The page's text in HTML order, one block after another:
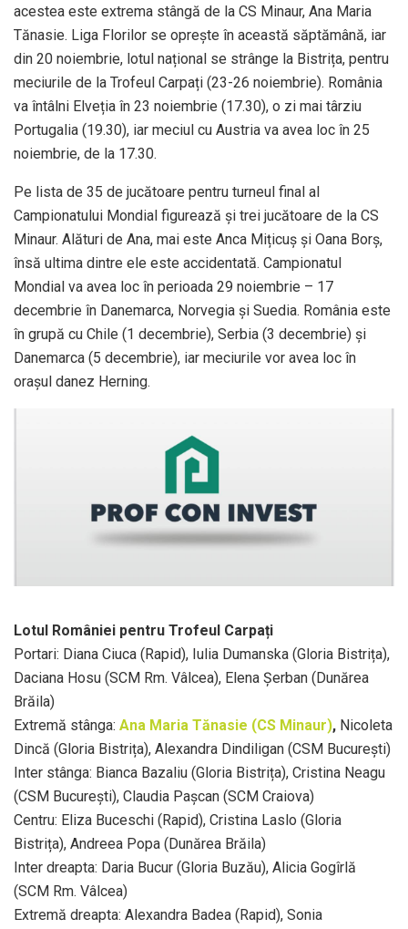
acestea este extrema stângă de la CS Minaur, Ana Maria
Tănasie. Liga Florilor se oprește în această săptămână, iar
din 20 noiembrie, lotul național se strânge la Bistrița, pentru
meciurile de la Trofeul Carpați (23-26 noiembrie). România
va întâlni Elveția în 23 noiembrie (17.30), o zi mai târziu
Portugalia (19.30), iar meciul cu Austria va avea loc în 25
noiembrie, de la 17.30.
Pe lista de 35 de jucătoare pentru turneul final al
Campionatului Mondial figurează și trei jucătoare de la CS
Minaur. Alături de Ana, mai este Anca Mițicuș și Oana Borș,
însă ultima dintre ele este accidentată. Campionatul
Mondial va avea loc în perioada 29 noiembrie – 17
decembrie în Danemarca, Norvegia și Suedia. România este
în grupă cu Chile (1 decembrie), Serbia (3 decembrie) și
Danemarca (5 decembrie), iar meciurile vor avea loc în
orașul danez Herning.
Lotul României pentru Trofeul Carpați
Portari: Diana Ciuca (Rapid), Iulia Dumanska (Gloria Bistrița),
Daciana Hosu (SCM Rm. Vâlcea), Elena Șerban (Dunărea
Brăila)
Extremă stânga: Ana Maria Tănasie (CS Minaur), Nicoleta
Dincă (Gloria Bistrița), Alexandra Dindiligan (CSM București)
Inter stânga: Bianca Bazaliu (Gloria Bistrița), Cristina Neagu
(CSM București), Claudia Pașcan (SCM Craiova)
Centru: Eliza Buceschi (Rapid), Cristina Laslo (Gloria
Bistrița), Andreea Popa (Dunărea Brăila)
Inter dreapta: Daria Bucur (Gloria Buzău), Alicia Gogîrlă
(SCM Rm. Vâlcea)
Extremă dreapta: Alexandra Badea (Rapid), Sonia